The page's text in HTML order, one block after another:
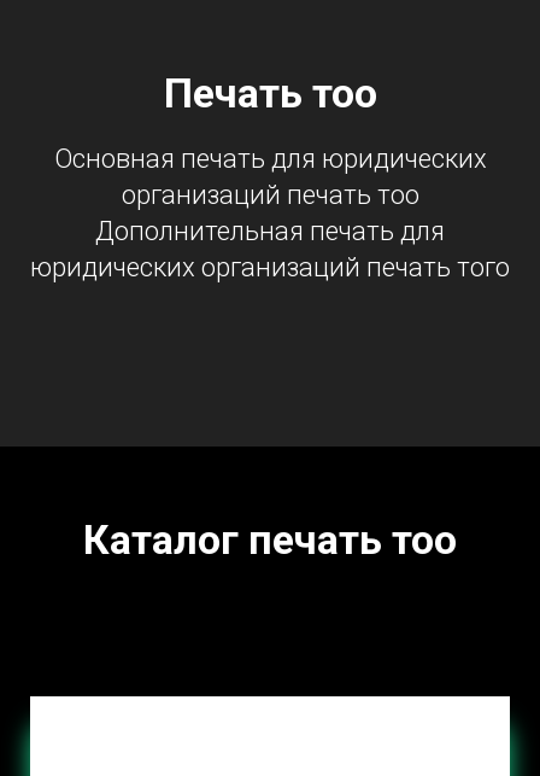
Печать тоо
Основная печать для юридических
организаций печать тоо
Дополнительная печать для
юридических организаций печать того
Каталог печать тоо